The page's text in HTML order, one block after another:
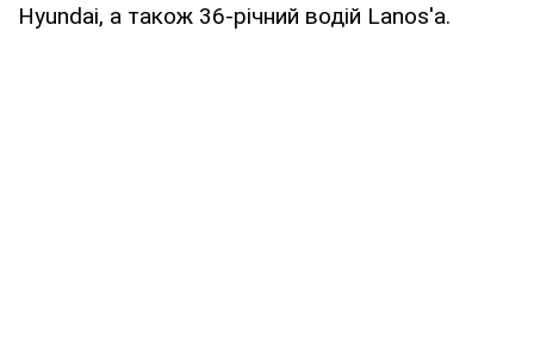
Hyundai, а також 36-річний водій Lanos'а.